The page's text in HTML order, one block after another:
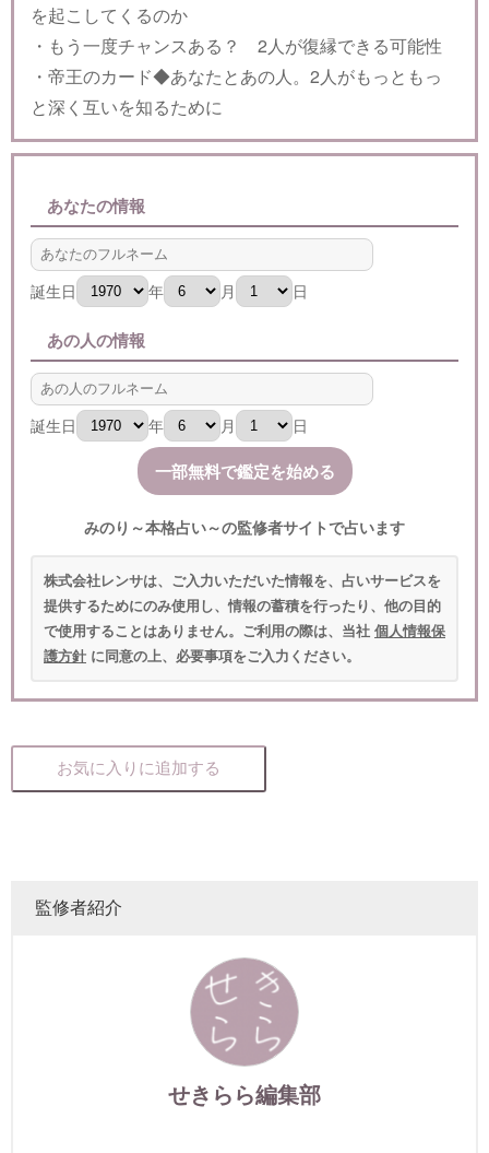
を起こしてくるのか
・もう一度チャンスある？ 2人が復縁できる可能性
・帝王のカード◆あなたとあの人。2人がもっともっ
と深く互いを知るために
あなたの情報
誕生日 年 月 日
あの人の情報
誕生日 年 月 日
みのり～本格占い～の監修者サイトで占います
株式会社レンサは、ご入力いただいた情報を、占いサービスを
提供するためにのみ使用し、情報の蓄積を行ったり、他の目的
で使用することはありません。ご利用の際は、当社 個人情報保
護方針 に同意の上、必要事項をご入力ください。
お気に入りに追加する
監修者紹介
せきらら編集部